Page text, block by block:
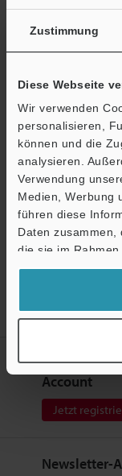
Zustimmung
Diese Webseite
Wir verwenden
personalisieren,
können und die
analysieren.
Verwendung
Medien, Werbung
führen diese
Daten
die sie im
haben.
Handbücher
Software
Fragen
Terminwunsch
Testgerät
1D/2D-Codeleser
AI-Codeleser
Erstellen Sie
Account
Jetzt
Newsletter-